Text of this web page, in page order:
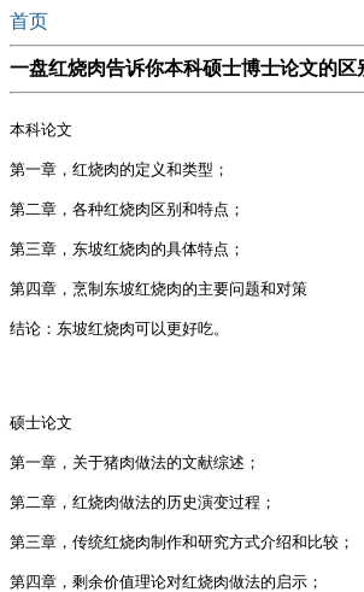
首页
一盘红烧肉告诉你本科硕士博士论文的区
本科论文
第一章，红烧肉的定义和类型；
第二章，各种红烧肉区别和特点；
第三章，东坡红烧肉的具体特点；
第四章，烹制东坡红烧肉的主要问题和对策
结论：东坡红烧肉可以更好吃。
硕士论文
第一章，关于猪肉做法的文献综述；
第二章，红烧肉做法的历史演变过程；
第三章，传统红烧肉制作和研究方式介绍和比较；
第四章，剩余价值理论对红烧肉做法的启示；